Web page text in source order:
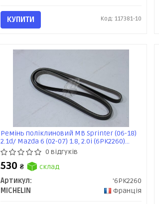
КУПИТИ Код: 117381-10
Ремінь поліклиновий MB Sprinter (06-18)
2.1d/ Mazda 6 (02-07) 1.8, 2.0i (6PK2260)
MICHELIN
0 відгуків
530 ₴
склад
Артикул:
'6PK2260
MICHELIN
Франція